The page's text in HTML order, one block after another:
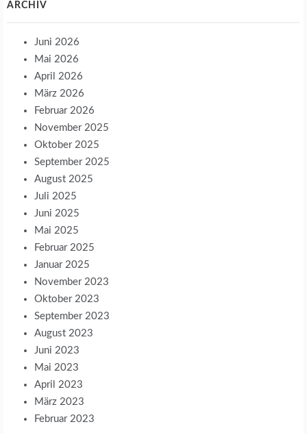
ARCHIV
Juni 2026
Mai 2026
April 2026
März 2026
Februar 2026
November 2025
Oktober 2025
September 2025
August 2025
Juli 2025
Juni 2025
Mai 2025
Februar 2025
Januar 2025
November 2023
Oktober 2023
September 2023
August 2023
Juni 2023
Mai 2023
April 2023
März 2023
Februar 2023